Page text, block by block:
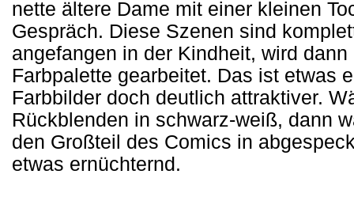
nette ältere Dame mit einer kleinen
Gespräch. Diese Szenen sind
angefangen in der Kindheit, wird
Farbpalette gearbeitet. Das ist etwas
Farbbilder doch deutlich attraktiver.
Rückblenden in schwarz-weiß, dann
den Großteil des Comics in
etwas ernüchternd.